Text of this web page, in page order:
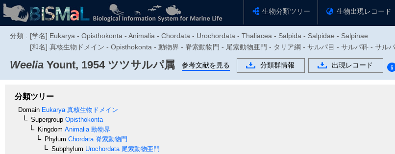
生物分類ツリー 生物出現レコード
分類 : [学名] Eukarya - Opisthokonta - Animalia - Chordata - Urochordata - Thaliacea - Salpida - Salpidae - Salpinae
[和名] 真核生物ドメイン - Opisthokonta - 動物界 - 脊索動物門 - 尾索動物亜門 - タリア綱 - サルパ目 - サルパ科 - サル
Weelia Yount, 1954 ツツサルパ属 参考文献を見る 分類群情報 出現レコード
分類ツリー
Domain Eukarya 真核生物ドメイン
Supergroup Opisthokonta
Kingdom Animalia 動物界
Phylum Chordata 脊索動物門
Subphylum Urochordata 尾索動物亜門